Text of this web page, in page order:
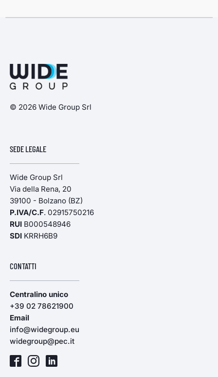
© 2026 Wide Group Srl
SEDE LEGALE
Wide Group Srl
Via della Rena, 20
39100 - Bolzano (BZ)
P.IVA/C.F. 02915750216
RUI B000548946
SDI KRRH6B9
CONTATTI
Centralino unico
+39 02 78621900
Email
info@widegroup.eu
widegroup@pec.it